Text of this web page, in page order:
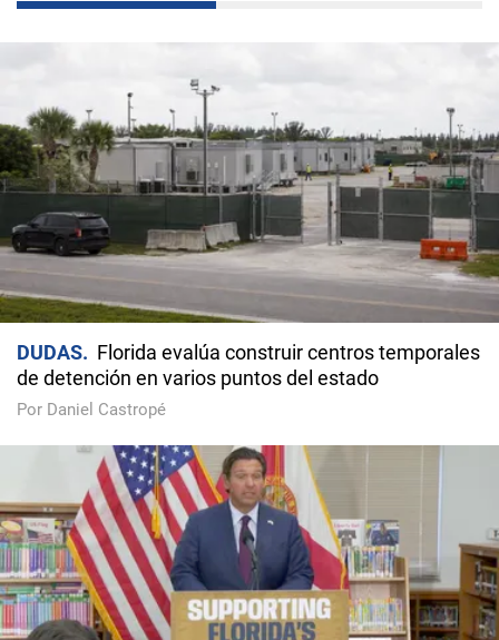
DUDAS
Florida evalúa construir centros temporales
de detención en varios puntos del estado
Por Daniel Castropé